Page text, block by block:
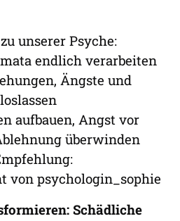
unserer Psyche:
endlich verarbeiten
Ängste und
aufbauen, Angst vor
überwinden
von psychologin_sophie
Schädliche